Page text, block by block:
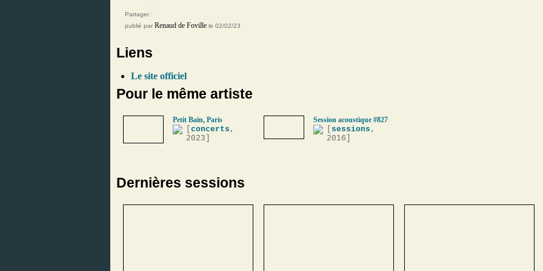
Partager :
publié par Renaud de Foville le 02/02/23
Liens
Le site officiel
Pour le même artiste
Petit Bain, Paris
concerts ,
2023]
Session acoustique #827
sessions ,
2016]
Dernières sessions